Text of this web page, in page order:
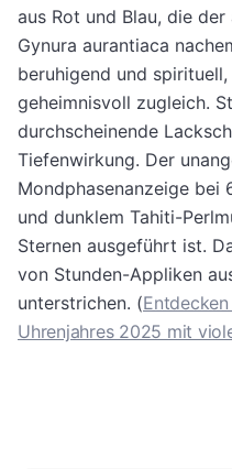
aus Rot und Blau, die
Gynura aurantiaca
beruhigend und
geheimnisvoll zugleich.
durchscheinende
Tiefenwirkung. Der
Mondphasenanzeige bei
und dunklem Tahiti-
Sternen ausgeführt ist.
von Stunden-Appliken
unterstrichen. (
Uhrenjahres 2025 mit